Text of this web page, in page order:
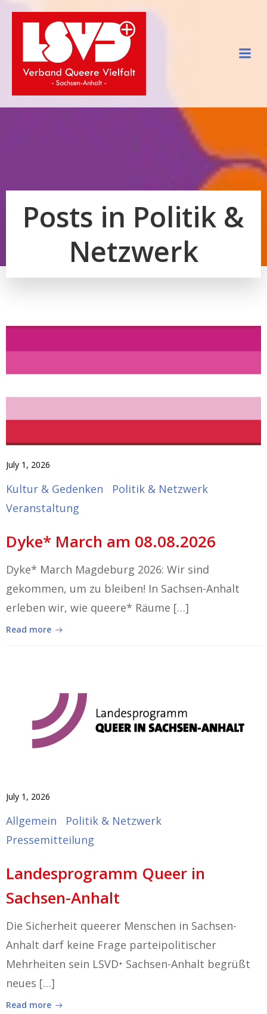
Skip
to
Posts in Politik &
Netzwerk
July 1, 2026
Kultur & Gedenken
Politik & Netzwerk
Veranstaltung
Dyke* March am 08.08.2026
Dyke* March Magdeburg 2026: Wir sind
gekommen, um zu bleiben! In Sachsen-Anhalt
erleben wir, wie queere* Räume […]
Read more
July 1, 2026
Allgemein
Politik & Netzwerk
Pressemitteilung
Landesprogramm Queer in
Sachsen-Anhalt
Die Sicherheit queerer Menschen in Sachsen-
Anhalt darf keine Frage parteipolitischer
Mehrheiten sein LSVD⁺ Sachsen-Anhalt begrüßt
neues […]
Read more